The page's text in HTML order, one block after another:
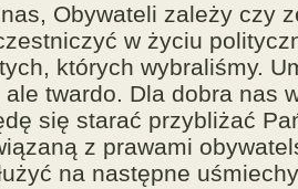
Obywateli zależy czy
w życiu
których wybraliśmy.
twardo. Dla dobra nas
się starać przybliżać
z prawami
na następne